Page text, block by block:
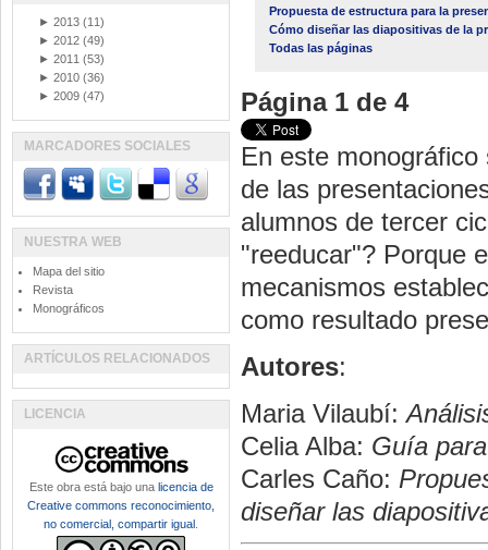
Propuesta de estructura para la
Cómo diseñar las diapositivas de la
Todas las páginas
Página 1 de 4
En este
de las
alumnos de tercer
"reeducar"? Porque
mecanismos
como resultado
Autores:
Maria Vilaubí:
Celia Alba: Guía
Carles Caño:
diseñar las
► 2013 (11)
► 2012 (49)
► 2011 (53)
► 2010 (36)
► 2009 (47)
MARCADORES SOCIALES
NUESTRA WEB
Mapa del sitio
Revista
Monográficos
ARTÍCULOS RELACIONADOS
LICENCIA
Este obra está bajo una licencia de
Creative commons reconocimiento,
no comercial, compartir igual